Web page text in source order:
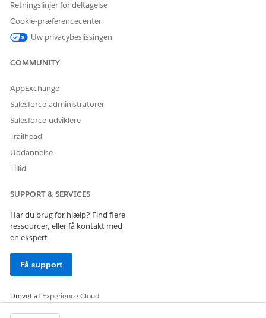
SeBrug Enterprise Knowledge-komponenten
på og interagerer med Enterprise Knowledge-artikler.
LØSTE DENNE ARTIKEL DIT PROBLEM?
Giv os besked, så vi kan forbedre os!
Retningslinjer for deltagelse
Cookie-præferencecenter
Uw privacybeslissingen
COMMUNITY
AppExchange
Salesforce-administratorer
Salesforce-udviklere
Trailhead
Uddannelse
Tillid
SUPPORT & SERVICES
Har du brug for hjælp? Find flere
ressourcer, eller få kontakt med
en ekspert.
Få support
Drevet afExperience Cloud